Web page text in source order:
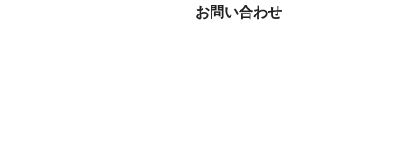
お問い合わせ